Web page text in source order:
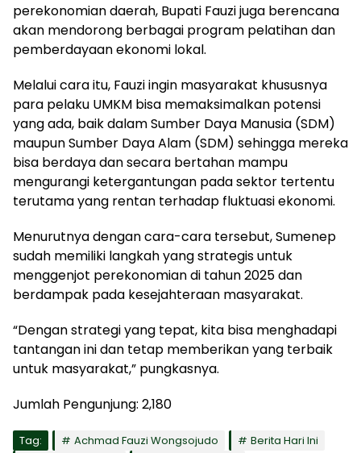
perekonomian daerah, Bupati Fauzi juga berencana
akan mendorong berbagai program pelatihan dan
pemberdayaan ekonomi lokal.
Melalui cara itu, Fauzi ingin masyarakat khususnya
para pelaku UMKM bisa memaksimalkan potensi
yang ada, baik dalam Sumber Daya Manusia (SDM)
maupun Sumber Daya Alam (SDM) sehingga mereka
bisa berdaya dan secara bertahan mampu
mengurangi ketergantungan pada sektor tertentu
terutama yang rentan terhadap fluktuasi ekonomi.
Menurutnya dengan cara-cara tersebut, Sumenep
sudah memiliki langkah yang strategis untuk
menggenjot perekonomian di tahun 2025 dan
berdampak pada kesejahteraan masyarakat.
“Dengan strategi yang tepat, kita bisa menghadapi
tantangan ini dan tetap memberikan yang terbaik
untuk masyarakat,” pungkasnya.
Jumlah Pengunjung: 2,180
Tag: Achmad Fauzi Wongsojudo
Berita Hari Ini